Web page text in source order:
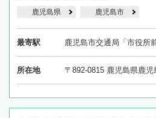
鹿児島県 鹿児島市
最寄駅 鹿児島市交通局「市役所
所在地 〒892-0815 鹿児島県鹿